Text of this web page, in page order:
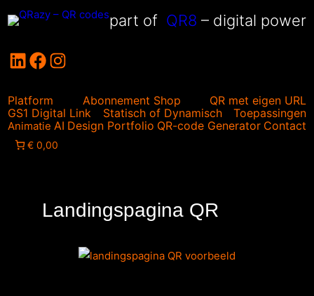
naar
inhoud
part of QR8 – digital power
LinkedIn
Facebook
Instagram
Platform Abonnement Shop
QR met eigen URL
GS1 Digital Link
Statisch of Dynamisch Toepassingen
Animatie AI Design Portfolio QR-code Generator Contact
€ 0,00
Landingspagina QR